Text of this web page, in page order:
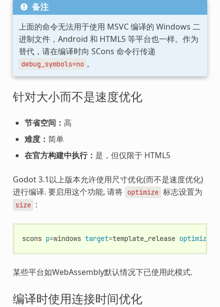
备注
上面的命令无法用于使用 MSVC 编译的 Windows 二
进制文件，Android 和 HTML5 等平台也一样。作为
替代，请在编译时向 SCons 命令行传递
debug_symbols=no 。
针对大小而不是速度优化
节省空间： 高
难度： 简单
在官方构建中执行： 是，但仅限于 HTML5
Godot 3.1以上版本允许使用尺寸优化(而不是速度优化)
进行编译. 要启用这个功能, 请将 optimize 标志设置为
size :
scons p=windows target=template_release optimize
某些平台如WebAssembly默认情况下已使用此模式.
编译时使用连接时间优化